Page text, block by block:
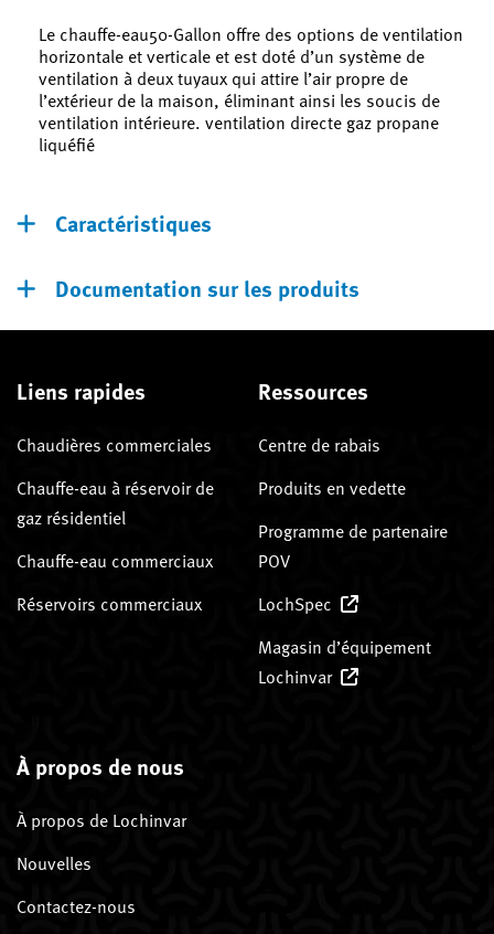
Le chauffe-eau50-Gallon offre des options de ventilation
horizontale et verticale et est doté d’un système de
ventilation à deux tuyaux qui attire l’air propre de
l’extérieur de la maison, éliminant ainsi les soucis de
ventilation intérieure. ventilation directe gaz propane
liquéfié
Caractéristiques
Documentation sur les produits
Liens rapides
Chaudières commerciales
Chauffe-eau à réservoir de
gaz résidentiel
Chauffe-eau commerciaux
Réservoirs commerciaux
Ressources
Centre de rabais
Produits en vedette
Programme de partenaire
POV
LochSpec
Magasin d’équipement
Lochinvar
À propos de nous
À propos de Lochinvar
Nouvelles
Contactez-nous